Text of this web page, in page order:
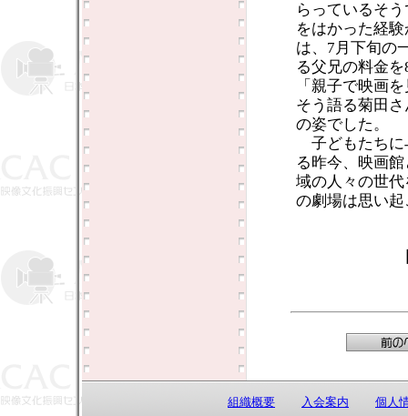
らっているそ
をはかった経
は、7月下旬の
る父兄の料金
「親子で映画
そう語る菊田
の姿でした。
子どもたちに
る昨今、映画
域の人々の世
の劇場は思い
組織概要 入会案内 個人